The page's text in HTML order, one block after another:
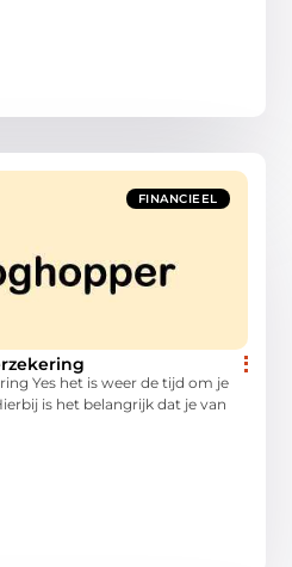
FINANCIEEL
Yes het is weer de tijd om je
is het belangrijk dat je van